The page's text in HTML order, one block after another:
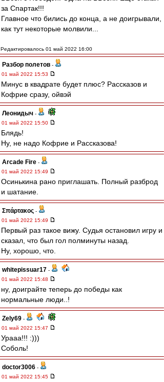
за Спартак!!!
Главное что бились до конца, а не доигрывали,
как тут некоторые молвили...
Редактировалось 01 май 2022 16:00
Разбор полетов -
01 май 2022 15:53
Минус в квадрате будет плюс? Рассказов и
Кофрие сразу, ойвэй
Леонидыч -
01 май 2022 15:50
Блядь!
Ну, не надо Кофрие и Рассказова!
Arcade Fire -
01 май 2022 15:49
Осинькина рано приглашать. Полный разброд
и шатание.
Σπάρτακος -
01 май 2022 15:49
Первый раз такое вижу. Судья остановил игру и
сказал, что был гол полминуты назад.
Ну, хорошо, что.
whitepissuar17 -
01 май 2022 15:48
ну, доиграйте теперь до победы как
нормальные люди..!
Zely69 -
01 май 2022 15:47
Урааа!!! :)))
Соболь!
doctor3006 -
01 май 2022 15:45